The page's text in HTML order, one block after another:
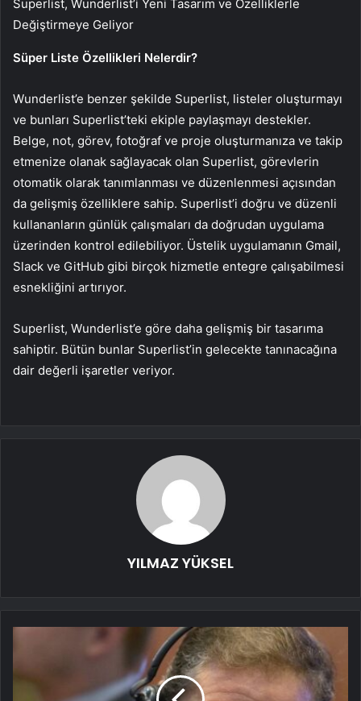
Superlist, Wunderlist’i Yeni Tasarım ve Özelliklerle
Değiştirmeye Geliyor
Süper Liste Özellikleri Nelerdir?
Wunderlist’e benzer şekilde Superlist, listeler oluşturmayı
ve bunları Superlist’teki ekiple paylaşmayı destekler.
Belge, not, görev, fotoğraf ve proje oluşturmanıza ve takip
etmenize olanak sağlayacak olan Superlist, görevlerin
otomatik olarak tanımlanması ve düzenlenmesi açısından
da gelişmiş özelliklere sahip. Superlist’i doğru ve düzenli
kullananların günlük çalışmaları da doğrudan uygulama
üzerinden kontrol edilebiliyor. Üstelik uygulamanın Gmail,
Slack ve GitHub gibi birçok hizmetle entegre çalışabilmesi
esnekliğini artırıyor.
Superlist, Wunderlist’e göre daha gelişmiş bir tasarıma
sahiptir. Bütün bunlar Superlist’in gelecekte tanınacağına
dair değerli işaretler veriyor.
YILMAZ YÜKSEL